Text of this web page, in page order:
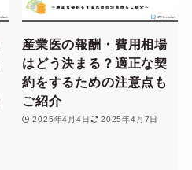
産業医の報酬・費用相場
はどう決まる？適正な契
約をするための注意点も
ご紹介
2025年4月4日 2025年4月7日